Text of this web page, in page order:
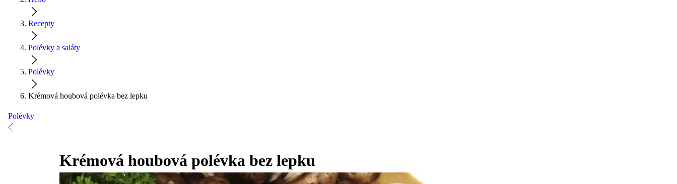
Recepty
Polévky a saláty
Polévky
Krémová houbová polévka bez lepku
Polévky
Krémová houbová polévka bez lepku